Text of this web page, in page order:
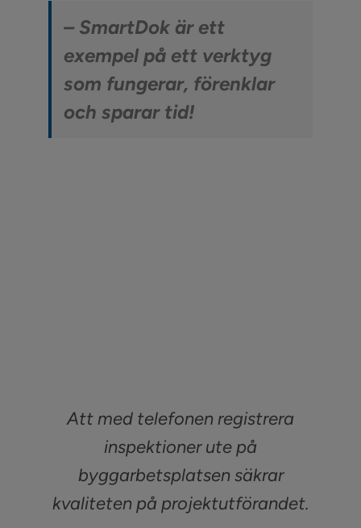
– SmartDok är ett
exempel på ett verktyg
som fungerar, förenklar
och sparar tid!
Att med telefonen registrera
inspektioner ute på
byggarbetsplatsen säkrar
kvaliteten på projektutförandet.